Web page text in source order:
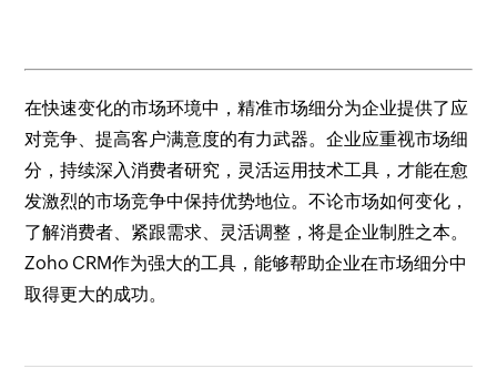
在快速变化的市场环境中，精准市场细分为企业提供了应
对竞争、提高客户满意度的有力武器。企业应重视市场细
分，持续深入消费者研究，灵活运用技术工具，才能在愈
发激烈的市场竞争中保持优势地位。不论市场如何变化，
了解消费者、紧跟需求、灵活调整，将是企业制胜之本。
Zoho CRM作为强大的工具，能够帮助企业在市场细分中
取得更大的成功。